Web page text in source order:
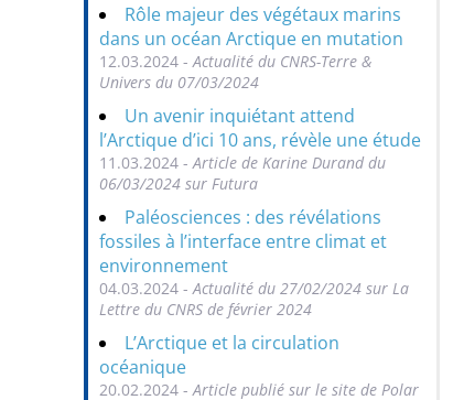
Rôle majeur des végétaux marins
dans un océan Arctique en mutation
12.03.2024 - Actualité du CNRS-Terre &
Univers du 07/03/2024
Un avenir inquiétant attend
l’Arctique d’ici 10 ans, révèle une étude
11.03.2024 - Article de Karine Durand du
06/03/2024 sur Futura
Paléosciences : des révélations
fossiles à l’interface entre climat et
environnement
04.03.2024 - Actualité du 27/02/2024 sur La
Lettre du CNRS de février 2024
L’Arctique et la circulation
océanique
20.02.2024 - Article publié sur le site de Polar